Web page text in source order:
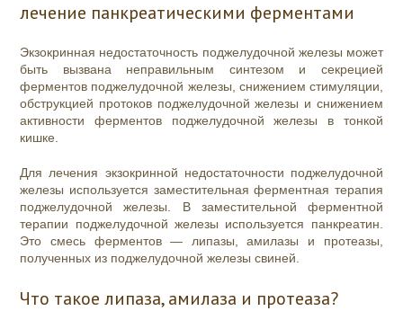
лечение панкреатическими ферментами
Экзокринная недостаточность поджелудочной железы может
быть вызвана неправильным синтезом и секрецией
ферментов поджелудочной железы, снижением стимуляции,
обструкцией протоков поджелудочной железы и снижением
активности ферментов поджелудочной железы в тонкой
кишке.
Для лечения экзокринной недостаточности поджелудочной
железы используется заместительная ферментная терапия
поджелудочной железы. В заместительной ферментной
терапии поджелудочной железы используется панкреатин.
Это смесь ферментов — липазы, амилазы и протеазы,
полученных из поджелудочной железы свиней.
Что такое липаза, амилаза и протеаза?